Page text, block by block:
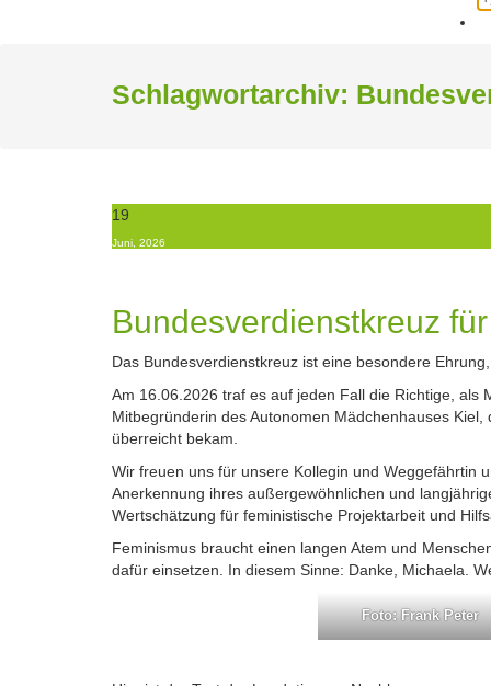
Schlagwortarchiv:
19
Juni, 2026
Bundesverdienstkreuz
Das Bundesverdienstkreuz ist eine besondere
Am 16.06.2026 traf es auf jeden Fall die Richtige, als
Mitbegründerin des Autonomen Mädchenhauses
überreicht bekam.
Wir freuen uns für unsere Kollegin und Weggefährtin
Anerkennung ihres außergewöhnlichen und
Wertschätzung für feministische Projektarbeit und
Feminismus braucht einen langen Atem und
dafür einsetzen. In diesem Sinne: Danke, Michaela.
Foto: Frank Peter